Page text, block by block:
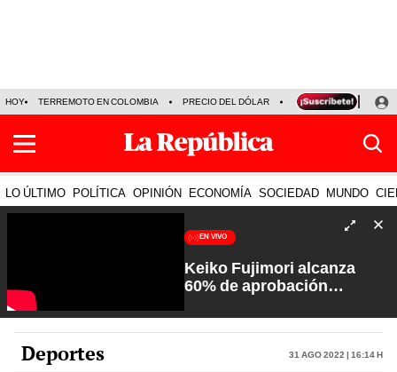
HOY TERREMOTO EN COLOMBIA PRECIO DEL DÓLAR KEIKO FUJIMORI
LO ÚLTIMO POLÍTICA OPINIÓN ECONOMÍA SOCIEDAD MUNDO
EN VIVO
Keiko Fujimori alcanza
60% de aprobación
Rosa María Palacios
Deportes 31 Ago 2022 | 16:14 h